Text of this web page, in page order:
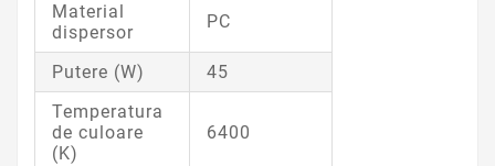
Material
dispersor
PC
Putere (W)
45
Temperatura
de culoare
(K)
6400